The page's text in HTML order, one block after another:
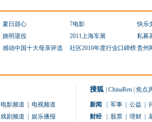
夏日甜心 7电影
快乐
姚明退役 2011上海车展
私募
感动中国十大母亲评选 社区2010年度行业口碑榜贵州
电影频道
电视频道
戏剧频道
娱乐播报
搜狐 ChinaRen 焦点
新闻 军事 公益
财经
股票 理财